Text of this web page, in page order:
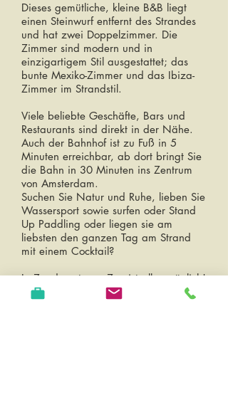
Dieses gemütliche, kleine B&B liegt
einen Steinwurf entfernt des Strandes
und hat zwei Doppelzimmer. Die
Zimmer sind modern und in
einzigartigem Stil ausgestattet; das
bunte Mexiko-Zimmer und das Ibiza-
Zimmer im Strandstil.
Viele beliebte Geschäfte, Bars und
Restaurants sind direkt in der Nähe.
Auch der Bahnhof ist zu Fuß in 5
Minuten erreichbar, ab dort bringt Sie
die Bahn in 30 Minuten ins Zentrum
von Amsterdam.
Suchen Sie Natur und Ruhe, lieben Sie
Wassersport sowie surfen oder Stand
Up Paddling oder liegen sie am
liebsten den ganzen Tag am Strand
mit einem Cocktail?
In Zandvoort aan Zee ist alles möglich!